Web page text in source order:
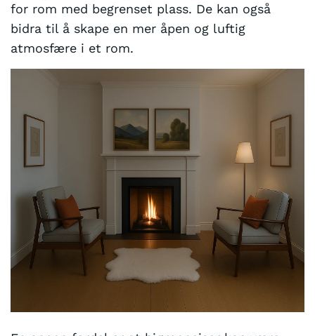
for rom med begrenset plass. De kan også
bidra til å skape en mer åpen og luftig
atmosfære i et rom.